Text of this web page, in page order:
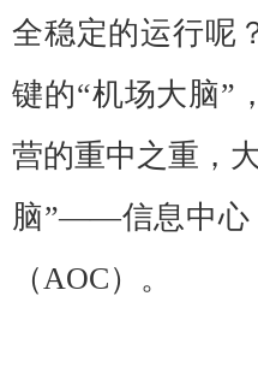
全稳定的运行呢
键的“机场大脑”
营的重中之重，
脑”——信息中心
（AOC）。